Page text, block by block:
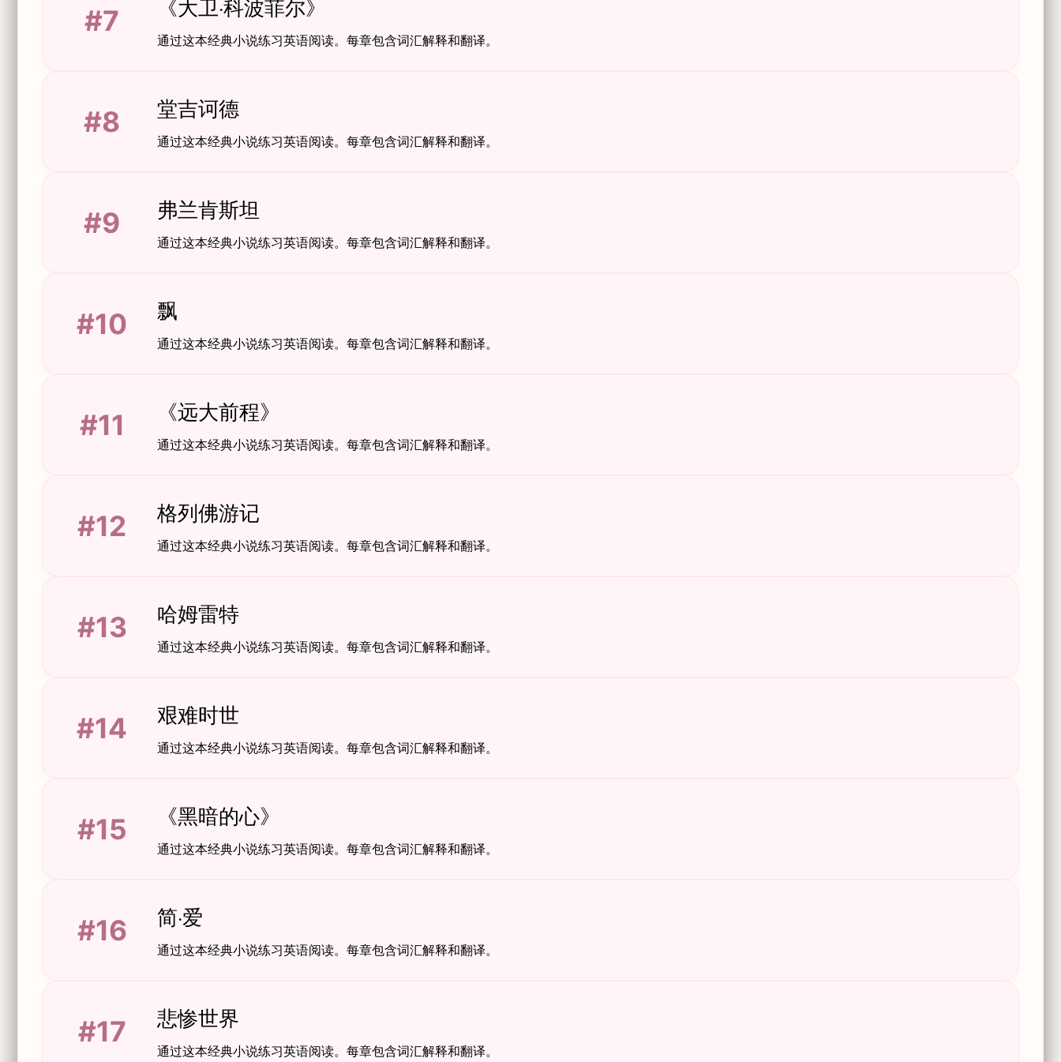
#7 《大卫·科波菲尔》
通过这本经典小说练习英语阅读。每章包含词汇解释和翻译。
#8 堂吉诃德
通过这本经典小说练习英语阅读。每章包含词汇解释和翻译。
#9 弗兰肯斯坦
通过这本经典小说练习英语阅读。每章包含词汇解释和翻译。
#10 飘
通过这本经典小说练习英语阅读。每章包含词汇解释和翻译。
#11 《远大前程》
通过这本经典小说练习英语阅读。每章包含词汇解释和翻译。
#12 格列佛游记
通过这本经典小说练习英语阅读。每章包含词汇解释和翻译。
#13 哈姆雷特
通过这本经典小说练习英语阅读。每章包含词汇解释和翻译。
#14 艰难时世
通过这本经典小说练习英语阅读。每章包含词汇解释和翻译。
#15 《黑暗的心》
通过这本经典小说练习英语阅读。每章包含词汇解释和翻译。
#16 简·爱
通过这本经典小说练习英语阅读。每章包含词汇解释和翻译。
#17 悲惨世界
通过这本经典小说练习英语阅读。每章包含词汇解释和翻译。